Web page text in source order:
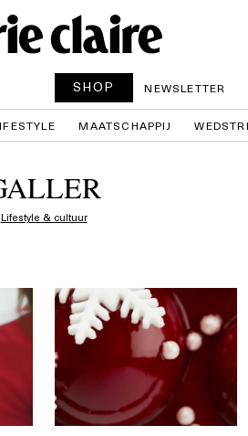
SHOP NEWSLETTER
MAATSCHAPPIJ
Lifestyle & cultuur